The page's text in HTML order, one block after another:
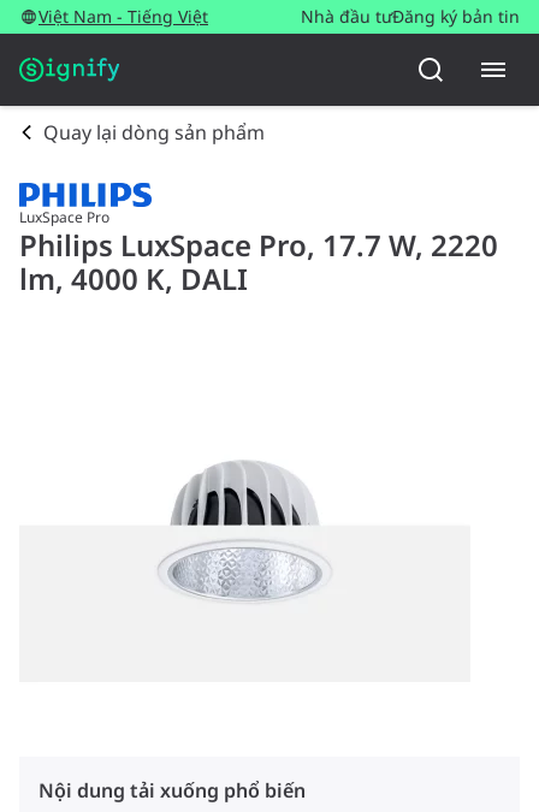
Việt Nam - Tiếng Việt Nhà đầu tưĐăng ký bản tin
Quay lại dòng sản phẩm
LuxSpace Pro
Philips LuxSpace Pro, 17.7 W, 2220
lm, 4000 K, DALI
Nội dung tải xuống phổ biến